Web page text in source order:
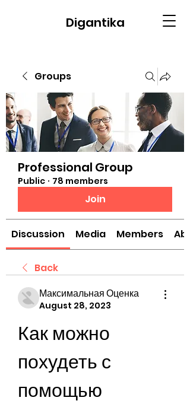
Digantika
Groups
Professional Group
Public · 78 members
Join
Discussion Media Members
Back
Максимальная Оценка
August 28, 2023
Как можно
похудеть с
помощью